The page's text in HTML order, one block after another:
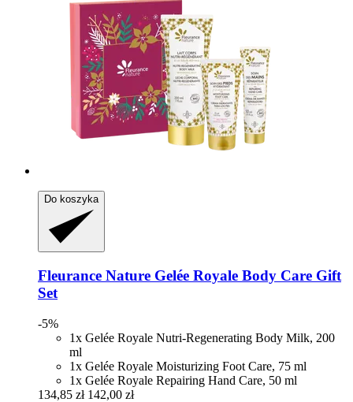
Do koszyka
Fleurance Nature Gelée Royale Body Care Gift
Set
-5%
1x Gelée Royale Nutri-Regenerating Body Milk, 200
ml
1x Gelée Royale Moisturizing Foot Care, 75 ml
1x Gelée Royale Repairing Hand Care, 50 ml
134,85 zł 142,00 zł